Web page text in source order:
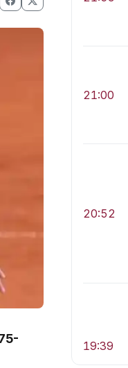
21:00
20:52
19:39